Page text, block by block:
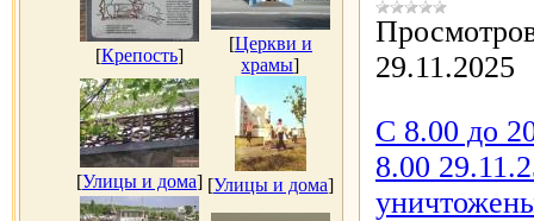
[Крепость]
[Церкви и
храмы]
[Улицы и дома] [Улицы и дома]
29.11.2025
С 8.00 до
8.00